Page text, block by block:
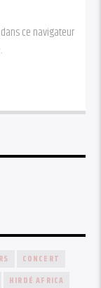
ce navigateur
CONCERT
HIRDÉ AFRICA